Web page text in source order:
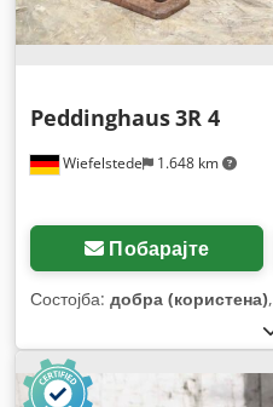
Wiefelstede 1.648 km
Peddinghaus3R 4
Побарајте
Состојба: добра (користена),